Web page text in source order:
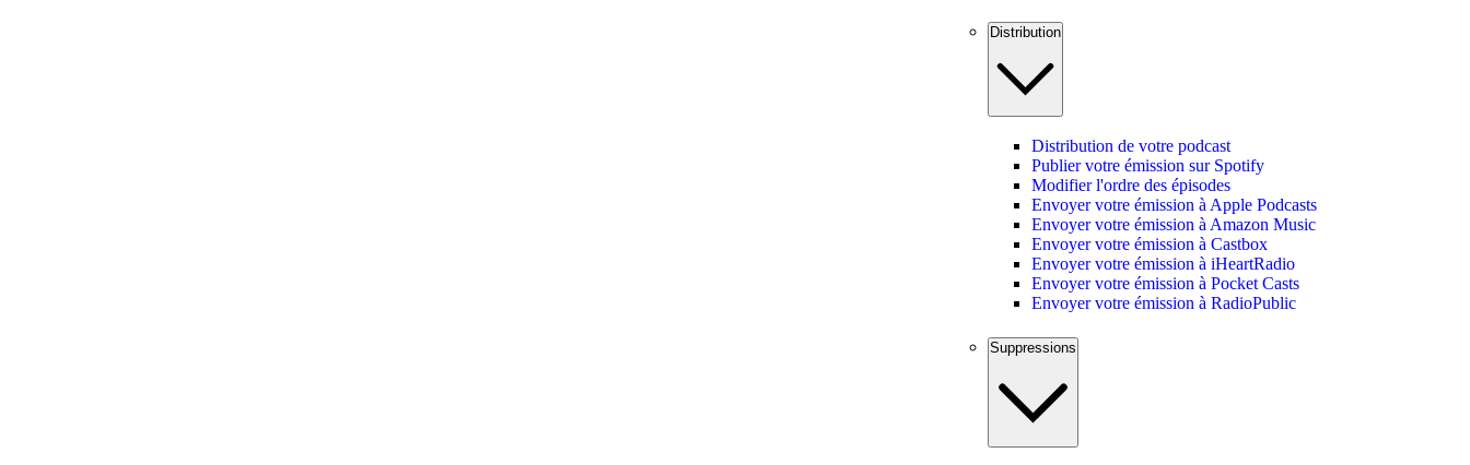
Distribution
Distribution de votre podcast
Publier votre émission sur Spotify
Modifier l'ordre des épisodes
Envoyer votre émission à Apple Podcasts
Envoyer votre émission à Amazon Music
Envoyer votre émission à Castbox
Envoyer votre émission à iHeartRadio
Envoyer votre émission à Pocket Casts
Envoyer votre émission à RadioPublic
Suppressions